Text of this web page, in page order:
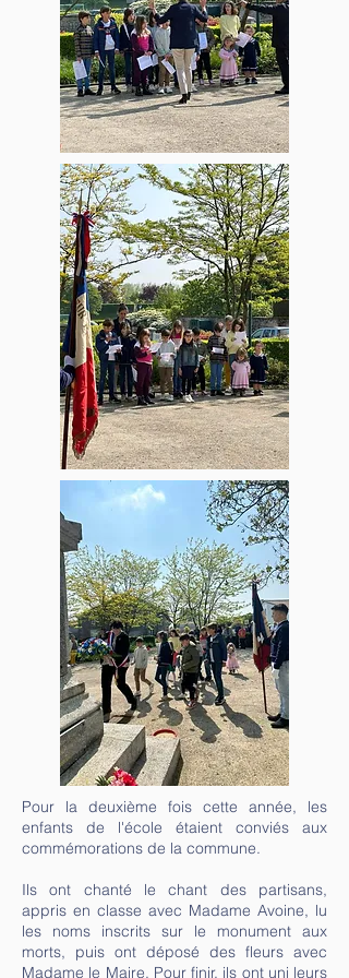
Pour la deuxième fois cette année, les
enfants de l'école étaient conviés aux
commémorations de la commune.
Ils ont chanté le chant des partisans,
appris en classe avec Madame Avoine, lu
les noms inscrits sur le monument aux
morts, puis ont déposé des fleurs avec
Madame le Maire. Pour finir, ils ont uni leurs